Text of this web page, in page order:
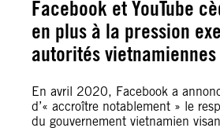
Facebook et YouTube
en plus à la pression
autorités vietnamiennes
En avril 2020, Facebook a
d’« accroître notablement » le
du gouvernement vietnamien